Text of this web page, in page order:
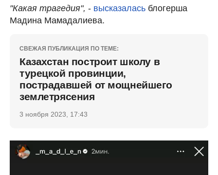
"Какая трагедия", - высказалась блогерша
Мадина Мамадалиева.
СВЕЖАЯ ПУБЛИКАЦИЯ ПО ТЕМЕ:
Казахстан построит школу в
турецкой провинции,
пострадавшей от мощнейшего
землетрясения
3 ноября 2023, 17:43